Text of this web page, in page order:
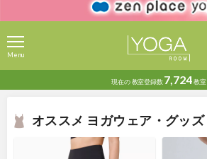
現在の教室登録数 7,724教室
Menu
オススメ ヨガウェア・グッズ